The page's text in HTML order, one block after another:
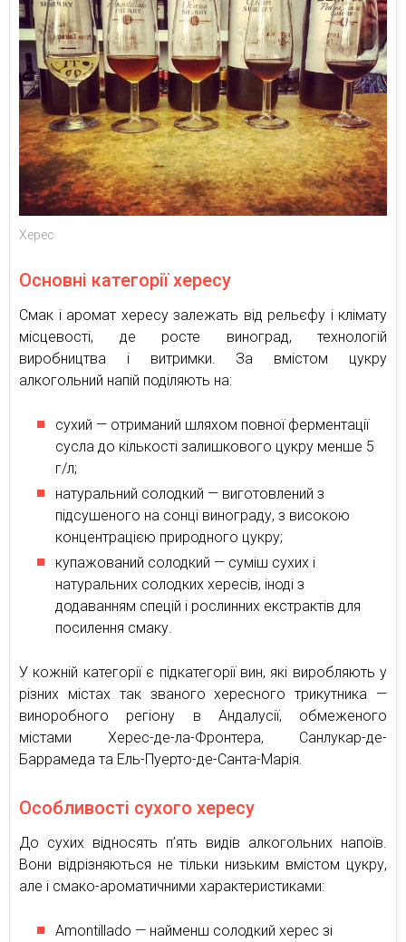
Херес
Основні категорії хересу
Смак і аромат хересу залежать від рельєфу і клімату
місцевості, де росте виноград, технологій
виробництва і витримки. За вмістом цукру
алкогольний напій поділяють на:
сухий — отриманий шляхом повної ферментації
сусла до кількості залишкового цукру менше 5
г/л;
натуральний солодкий — виготовлений з
підсушеного на сонці винограду, з високою
концентрацією природного цукру;
купажований солодкий — суміш сухих і
натуральних солодких хересів, іноді з
додаванням спецій і рослинних екстрактів для
посилення смаку.
У кожній категорії є підкатегорії вин, які виробляють у
різних містах так званого хересного трикутника —
виноробного регіону в Андалусії, обмеженого
містами Херес-де-ла-Фронтера, Санлукар-де-
Баррамеда та Ель-Пуерто-де-Санта-Марія.
Особливості сухого хересу
До сухих відносять п’ять видів алкогольних напоїв.
Вони відрізняються не тільки низьким вмістом цукру,
але і смако-ароматичними характеристиками:
Amontillado — найменш солодкий херес зі